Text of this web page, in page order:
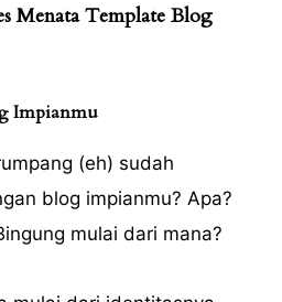
Menata Template Blog
Impianmu
(eh) sudah
blog impianmu? Apa?
mulai dari mana?